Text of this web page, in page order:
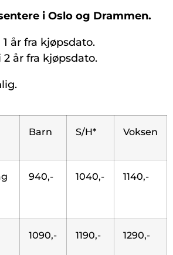
i Oslo og Drammen.
år fra kjøpsdato.
år fra kjøpsdato.
Barn S/H* Voksen
940,- 1040,- 1140,-
1090,- 1190,- 1290,-